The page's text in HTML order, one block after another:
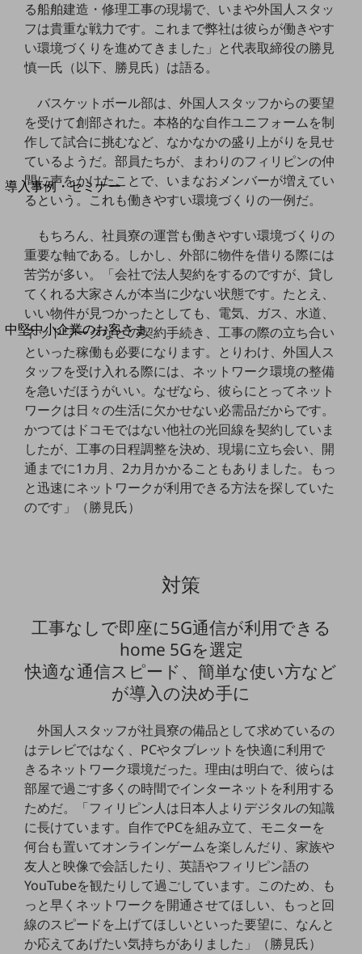
運用保守・故障紛失サポート
回線・ネットワーク
お手続き
別ウィンドウで開きます
サービスをご利用中のお客さま
導入事例・セミナー
導入事例TOP
最新の導入事例や注目の導入事例をご紹介します
セミナー
開催・出展する各種セミナー、イベント情報をご紹介します
別ウィンドウで開きます
中堅中小企業のお客さま
NTTドコモビジネスウォッチ
ビジネスお役立ち情報
旬な話題やお役立ち資料などDXの課題を
解決するヒントをお届けする記事サイト
新着記事
お役立ち資料ダウンロード
トレンド記事特集
IT用語集
中堅中小企業向け
サービス・ソリューション
モバイル・音声
バックオフィス
リモート・ハイブリッドワーク
セキュリティ
その他のお悩みはこちら
業界から見つける
業界から見つけるTOP
製造業
小売・卸売業
運輸業
建設業
地域産業
る船舶建造・修理工事の現場で、いまや外国人スタッ
フは貴重な戦力です。これまで弊社は彼らが働きやす
い環境づくりを進めてきました」と代表取締役の勝見
慎一氏（以下、勝見氏）は語る。
バスケットボール部は、外国人スタッフからの要望
を受けて創部された。本格的な自作ユニフォームを制
作して試合に挑むなど、なかなかの盛り上がりを見せ
ているようだ。部員たちが、まわりのフィリピンの仲
間に声をかけたことで、いまなおメンバーが増えてい
るという。これも働きやすい環境づくりの一例だ。
もちろん、社員寮の運営も働きやすい環境づくりの
重要な軸である。しかし、外部に物件を借りる際には
苦労が多い。「会社で法人契約をするのですが、貸し
てくれる大家さんが本当に少ない状態です。たとえ、
いい物件が見つかったとしても、電気、ガス、水道、
ネットワークなどの契約手続き、工事の際の立ち合い
といった稼働も必要になります。とりわけ、外国人ス
タッフを受け入れる際には、ネットワーク環境の整備
を急いだほうがいい。なぜなら、彼らにとってネット
ワークは日々の生活に欠かせない必需品だからです。
かつてはドコモではない他社の光回線を契約していま
したが、工事の日程調整を決め、現場に立ち会い、開
通までに1カ月、2カ月かかることもありました。もっ
と迅速にネットワークが利用できる方法を探していた
のです」（勝見氏）
対策
工事なしで即座に5G通信が利用できる
home 5Gを選定
快適な通信スピード、簡単な使い方など
が導入の決め手に
外国人スタッフが社員寮の備品として求めているの
はテレビではなく、PCやタブレットを快適に利用で
きるネットワーク環境だった。理由は明白で、彼らは
部屋で過ごす多くの時間でインターネットを利用する
ためだ。「フィリピン人は日本人よりデジタルの知識
に長けています。自作でPCを組み立て、モニターを
何台も置いてオンラインゲームを楽しんだり、家族や
友人と映像で会話したり、英語やフィリピン語の
YouTubeを観たりして過ごしています。このため、も
っと早くネットワークを開通させてほしい、もっと回
線のスピードを上げてほしいといった要望に、なんと
か応えてあげたい気持ちがありました」（勝見氏）